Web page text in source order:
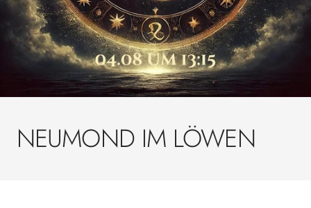
NEUMOND IM LÖWEN